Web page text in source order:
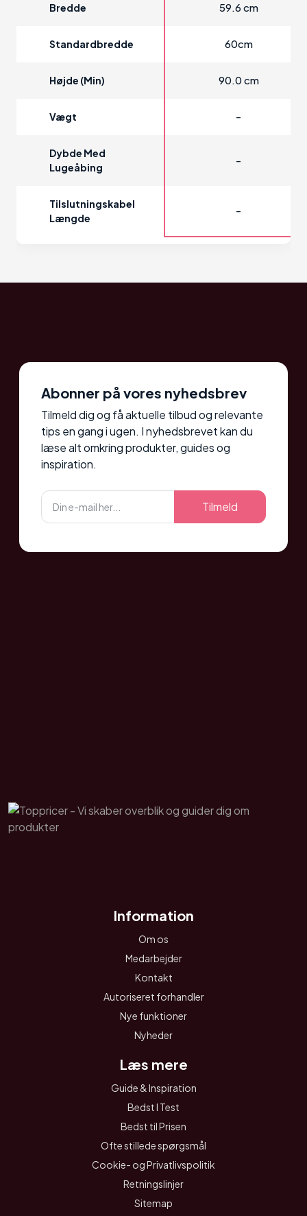
Bredde 59.6 cm
Standardbredde 60cm
Højde (min) 90.0 cm
Vægt -
Dybde Med
Lugeåbing
-
Tilslutningskabel
Længde
-
Abonner på vores nyhedsbrev
Tilmeld dig og få aktuelle tilbud og relevante
tips en gang i ugen. I nyhedsbrevet kan du
læse alt omkring produkter, guides og
inspiration.
Tilmeld
Information
Om os
Medarbejder
Kontakt
Autoriseret forhandler
Nye funktioner
Nyheder
Læs mere
Guide & Inspiration
Bedst I Test
Bedst til Prisen
Ofte stillede spørgsmål
Cookie- og Privatlivspolitik
Retningslinjer
Sitemap